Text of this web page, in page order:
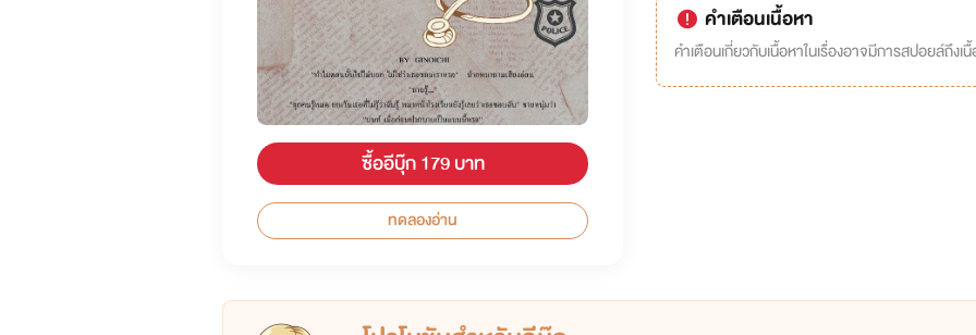
ซื้ออีบุ๊ก 179 บาท
ทดลองอ่าน
คำเตือนเนื้อหา
คำเตือนเกี่ยวกับเนื้อหาในเรื่องอาจมีการสปอยล์ถึงเ